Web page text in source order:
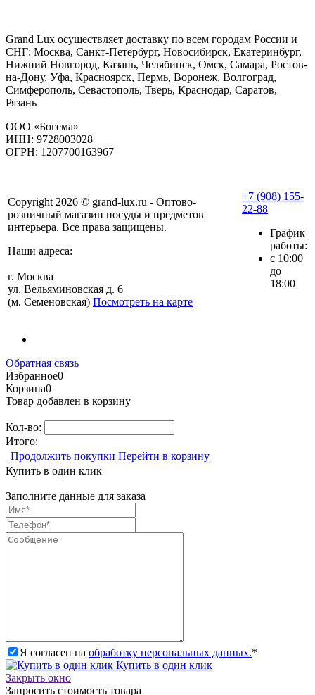
Grand Lux осуществляет доставку по всем городам России и
СНГ: Москва, Санкт-Петербург, Новосибирск, Екатеринбург,
Нижний Новгород, Казань, Челябинск, Омск, Самара, Ростов-
на-Дону, Уфа, Красноярск, Пермь, Воронеж, Волгоград,
Симферополь, Севастополь, Тверь, Краснодар, Саратов,
Рязань
ООО «Богема»
ИНН: 9728003028
ОГРН: 1207700163967
Copyright 2026 © grand-lux.ru - Оптово-
розничный магазин посуды и предметов
интерьера. Все права защищены.
Наши адреса:
г. Москва
ул. Вельяминовская д. 6
(м. Семеновская) Посмотреть на карте
+7 (908) 155-
22-88
График
работы:
с 10:00
до
18:00
Обратная связь
Избранное0
Корзина0
Товар добавлен в корзину
Кол-во:
Итого:
Продолжить покупки Перейти в корзину
Купить в один клик
Заполните данные для заказа
Я согласен на обработку персональных данных.*
Купить в один клик
Закрыть окно
Запросить стоимость товара